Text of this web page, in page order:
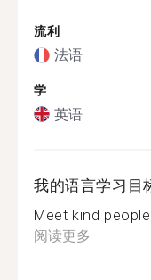
流利
法语
学
英语
我的语言学习目
Meet kind
阅读更多